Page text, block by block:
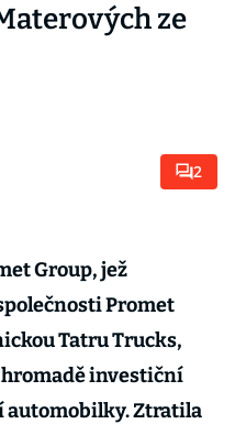
ze
2
Group, jež
Promet
Tatru Trucks,
investiční
automobilky. Ztratila